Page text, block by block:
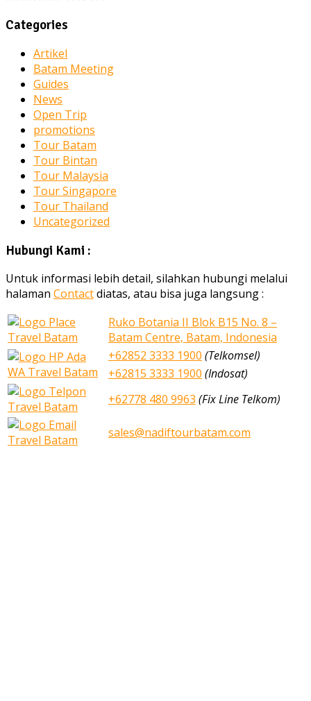
Categories
Artikel
Batam Meeting
Guides
News
Open Trip
promotions
Tour Batam
Tour Bintan
Tour Malaysia
Tour Singapore
Tour Thailand
Uncategorized
Hubungi Kami :
Untuk informasi lebih detail, silahkan hubungi melalui
halaman Contactdiatas, atau bisa juga langsung :
Ruko Botania II Blok B15 No. 8 –
Batam Centre, Batam, Indonesia
+62852 3333 1900 (Telkomsel)
+62815 3333 1900 (Indosat)
+62778 480 9963 (Fix Line Telkom)
sales@nadiftourbatam.com